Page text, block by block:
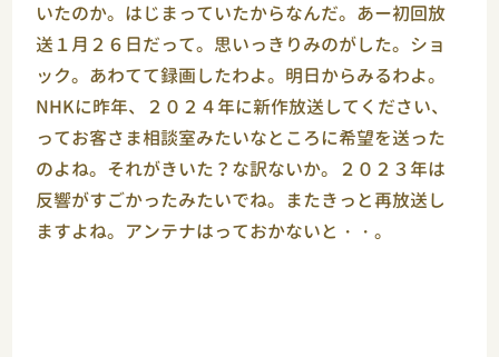
いたのか。はじまっていたからなんだ。あー初回放
送１月２６日だって。思いっきりみのがした。ショ
ック。あわてて録画したわよ。明日からみるわよ。
NHKに昨年、２０２４年に新作放送してください、
ってお客さま相談室みたいなところに希望を送った
のよね。それがきいた？な訳ないか。２０２３年は
反響がすごかったみたいでね。またきっと再放送し
ますよね。アンテナはっておかないと・・。